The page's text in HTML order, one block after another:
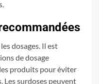
dosages. Il est
de dosage
produits pour éviter
Les surdoses peuvent